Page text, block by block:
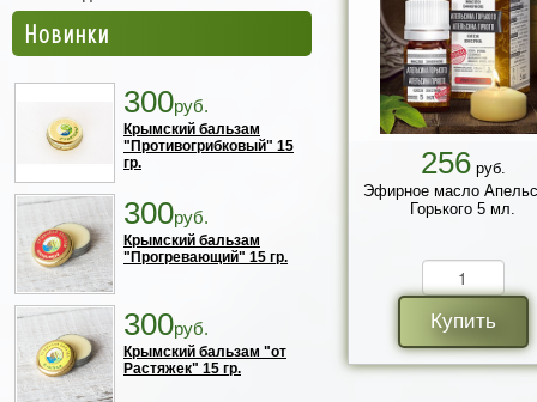
Новинки
300руб.
Крымский бальзам
"Противогрибковый" 15
гр.
300руб.
Крымский бальзам
"Прогревающий" 15 гр.
300руб.
Крымский бальзам "от
Растяжек" 15 гр.
256руб.
Эфирное масло
Горького 5 мл.
Купить